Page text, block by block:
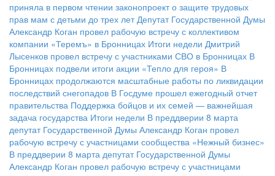
приняла в первом чтении законопроект о защите трудовых
прав мам с детьми до трех лет Депутат Государственной Думы
Александр Коган провел рабочую встречу с коллективом
компании «Теремъ» в Бронницах Итоги недели Дмитрий
Лысенков провел встречу с участниками СВО в Бронницах В
Бронницах подвели итоги акции «Тепло для героя» В
Бронницах продолжаются масштабные работы по ликвидации
последствий снегопадов В Госдуме прошел ежегодный отчет
правительства Поддержка бойцов и их семей — важнейшая
задача государства Итоги недели В преддверии 8 марта
депутат Государственной Думы Александр Коган провел
рабочую встречу с участницами сообщества «Нежный бизнес»
В преддверии 8 марта депутат Государственной Думы
Александр Коган провел рабочую встречу с участницами